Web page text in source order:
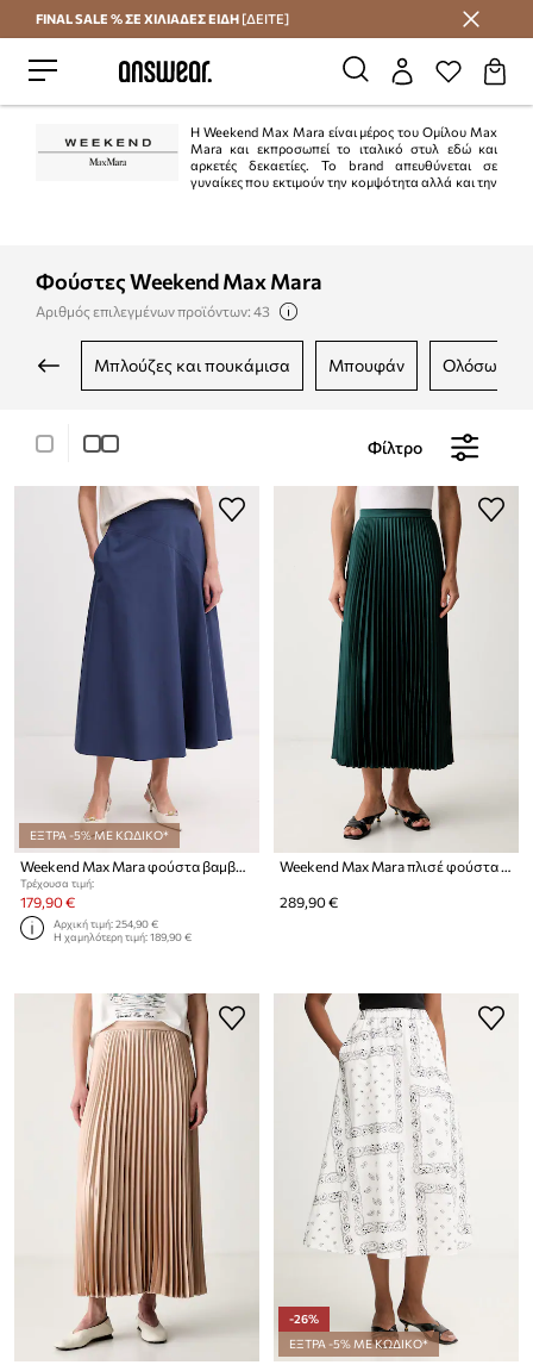
Εξοικονομήστε με το Answear Club
FINAL SALE % ΣΕ ΧΙΛΙΑΔΕΣ ΕΙΔΗ [ΔΕΙΤΕ]
H Weekend Max Mara είναι μέρος του Ομίλου Max
Mara και εκπροσωπεί το ιταλικό στυλ εδώ και
αρκετές δεκαετίες. Το brand απευθύνεται σε
γυναίκες που εκτιμούν την κομψότητα αλλά και την
Φούστες Weekend Max Mara
Αριθμός επιλεγμένων προϊόντων: 43
μπλούζες και πουκάμισα μπουφάν ολόσωμες
Φίλτρο
ΕΞΤΡΑ -5% ΜΕ ΚΩΔΙΚΟ*
Weekend Max Mara φούστα βαμβάκι ZATTERA
Τρέχουσα τιμή:
179,90 €
Αρχική τιμή:254,90 €
Η χαμηλότερη τιμή:189,90 €
Weekend Max Mara πλισέ φούστα WKDNICCHIA
289,90 €
-26%
ΕΞΤΡΑ -5% ΜΕ ΚΩΔΙΚΟ*